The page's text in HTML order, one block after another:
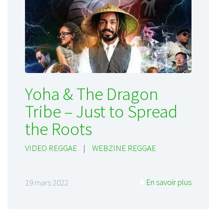
Yoha & The Dragon
Tribe – Just to Spread
the Roots
VIDEO REGGAE | WEBZINE REGGAE
19 mars 2022 En savoir plus